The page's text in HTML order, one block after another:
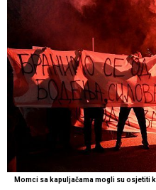
Momci sa kapuljačama mogli su osjetiti